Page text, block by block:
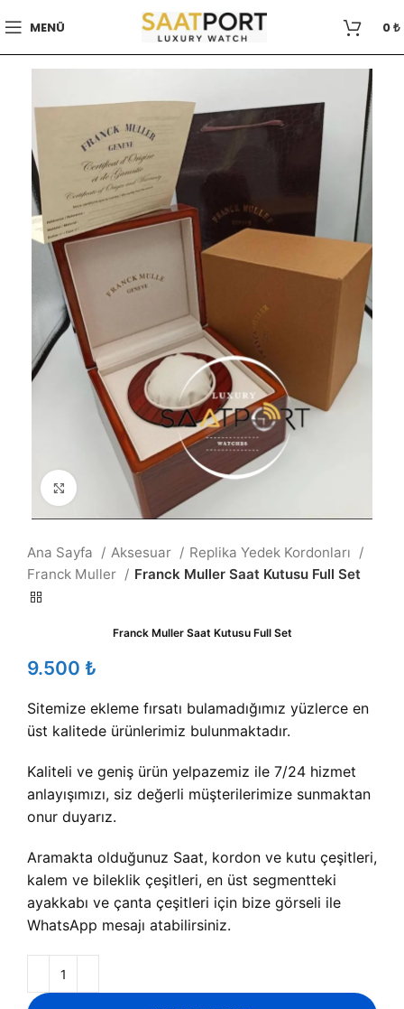
MENÜ 0₺
Büyütmek için tıklayın
Ana Sayfa Aksesuar
Replika Yedek Kordonları
Franck Muller
Franck Muller Saat Kutusu Full Set
Franck Muller Saat Kutusu Full Set
₺
Sitemize ekleme fırsatı bulamadığımız yüzlerce en
üst kalitede ürünlerimiz bulunmaktadır.
Kaliteli ve geniş ürün yelpazemiz ile 7/24 hizmet
anlayışımızı, siz değerli müşterilerimize sunmaktan
onur duyarız.
Aramakta olduğunuz Saat, kordon ve kutu çeşitleri,
kalem ve bileklik çeşitleri, en üst segmentteki
ayakkabı ve çanta çeşitleri için bize görseli ile
WhatsApp mesajı atabilirsiniz.